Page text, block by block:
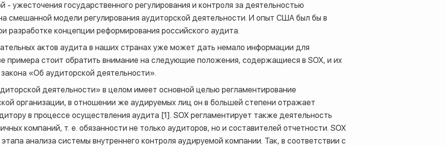
- ужесточения государственного регулирования и контроля за деятельностью
смешанной модели регулирования аудиторской деятельности. И опыт США был бы в
разработке концепции реформирования российского аудита.
актов аудита в наших странах уже может дать немало информации для
примера стоит обратить внимание на следующие положения, содержащиеся вSOX, и их
«Об аудиторской деятельности».
деятельности» в целом имеет основной целью регламентирование
организации, в отношении же аудируемых лиц он в большей степени отражает
в процессе осуществления аудита [1].SOX регламентирует также деятельность
компаний, т. е. обязанности не только аудиторов, но и составителей отчетности.SOX
анализа системы внутреннего контроля аудируемой компании. Так, в соответствии с